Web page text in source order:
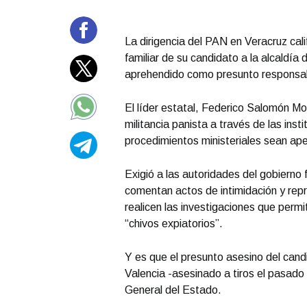
La dirigencia del PAN en Veracruz
familiar de su candidato a la alcaldía
aprehendido como presunto
El líder estatal, Federico Salomón
militancia panista a través de las
procedimientos ministeriales sean
Exigió a las autoridades del
comentan actos de intimidación y
realicen las investigaciones que
“chivos expiatorios”.
Y es que el presunto asesino del
Valencia -asesinado a tiros el
General del Estado.